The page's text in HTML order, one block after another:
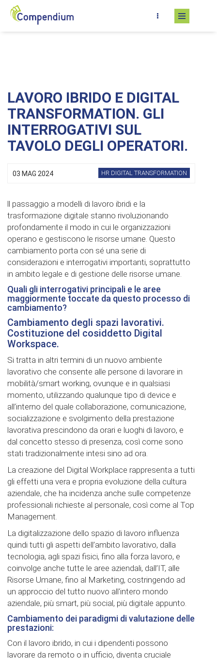
Salta al contenuto principale
LAVORO IBRIDO E DIGITAL
TRANSFORMATION. GLI
INTERROGATIVI SUL
TAVOLO DEGLI OPERATORI.
03 MAG 2024 HR DIGITAL TRANSFORMATION
ll passaggio a modelli di lavoro ibridi e la
trasformazione digitale stanno rivoluzionando
profondamente il modo in cui le organizzazioni
operano e gestiscono le risorse umane. Questo
cambiamento porta con sé una serie di
considerazioni e interrogativi importanti, soprattutto
in ambito legale e di gestione delle risorse umane.
Quali gli interrogativi principali e le aree
maggiormente toccate da questo processo di
cambiamento?
Cambiamento degli spazi lavorativi.
Costituzione del cosiddetto Digital
Workspace.
Si tratta in altri termini di un nuovo ambiente
lavorativo che consente alle persone di lavorare in
mobilità/smart working, ovunque e in qualsiasi
momento, utilizzando qualunque tipo di device e
all’interno del quale collaborazione, comunicazione,
socializzazione e svolgimento della prestazione
lavorativa prescindono da orari e luoghi di lavoro, e
dal concetto stesso di presenza, così come sono
stati tradizionalmente intesi sino ad ora.
La creazione del Digital Workplace rappresenta a tutti
gli effetti una vera e propria evoluzione della cultura
aziendale, che ha incidenza anche sulle competenze
professionali richieste al personale, così come al Top
Management.
La digitalizzazione dello spazio di lavoro influenza
quindi tutti gli aspetti dell’ambito lavorativo, dalla
tecnologia, agli spazi fisici, fino alla forza lavoro, e
coinvolge anche tutte le aree aziendali, dall’IT, alle
Risorse Umane, fino al Marketing, costringendo ad
un approccio del tutto nuovo all'intero mondo
aziendale, più smart, più social, più digitale appunto.
Cambiamento dei paradigmi di valutazione delle
prestazioni:
Con il lavoro ibrido, in cui i dipendenti possono
lavorare da remoto o in ufficio, diventa cruciale